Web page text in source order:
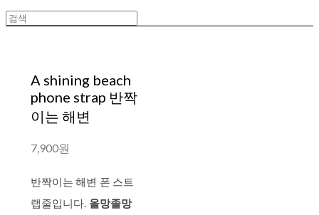
A shining beach
phone strap 반짝
이는 해변
7,900원
반짝이는 해변 폰 스트
랩줄입니다. 올망졸망